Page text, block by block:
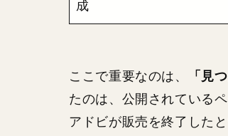
成
ここで重要なのは、 「見
たのは、公開されている
アドビが販売を終了した